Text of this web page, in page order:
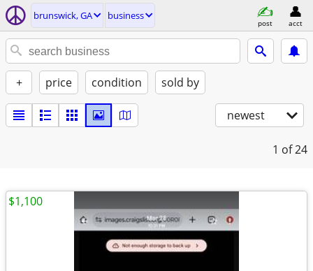
brunswick, GA business
post acct
+ price condition sold by
newest
1 of 24
$1,100